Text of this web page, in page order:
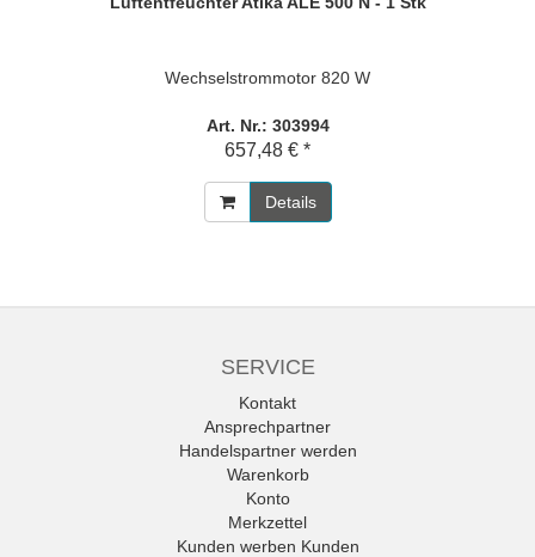
Wechselstrommotor 820 W
Art. Nr.: 303994
657,48 € *
Details
SERVICE
Kontakt
Ansprechpartner
Handelspartner werden
Warenkorb
Konto
Merkzettel
Kunden werben Kunden